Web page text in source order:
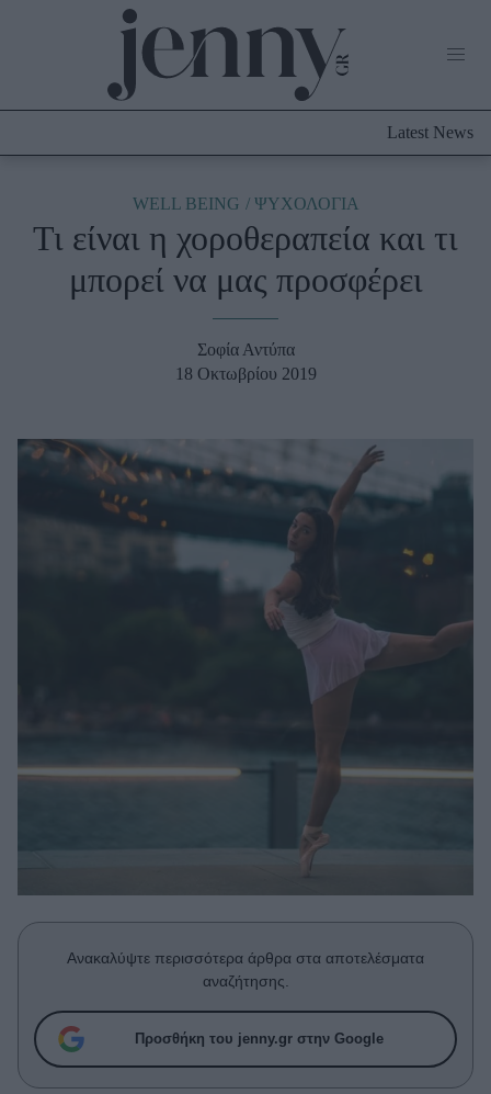
Culture
Fashion
Shopping
Skincare
Μαλλιά - Νύχια
Woman Power
Πρόσωπα
Συνεντεύξεις
Who
True Stories
Latest News
WELL BEING ΨΥΧΟΛΟΓΙΑ
Τι είναι η χοροθεραπεία και τι
μπορεί να μας προσφέρει
Σοφία Αντύπα
18 Οκτωβρίου 2019
Ανακαλύψτε περισσότερα άρθρα στα αποτελέσματα
αναζήτησης.
Προσθήκη του jenny.gr στην Google